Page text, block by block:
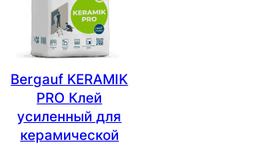
Bergauf KERAMIK
PRO Клей
усиленный для
керамической